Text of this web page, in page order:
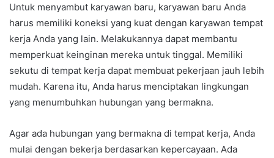
Untuk menyambut karyawan baru, karyawan baru Anda
harus memiliki koneksi yang kuat dengan karyawan tempat
kerja Anda yang lain. Melakukannya dapat membantu
memperkuat keinginan mereka untuk tinggal. Memiliki
sekutu di tempat kerja dapat membuat pekerjaan jauh lebih
mudah. Karena itu, Anda harus menciptakan lingkungan
yang menumbuhkan hubungan yang bermakna.
Agar ada hubungan yang bermakna di tempat kerja, Anda
mulai dengan bekerja berdasarkan kepercayaan. Ada